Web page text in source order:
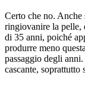
Certo che no. Anche
ringiovanire la pelle,
di 35 anni, poiché
produrre meno
passaggio degli
cascante, soprattutto